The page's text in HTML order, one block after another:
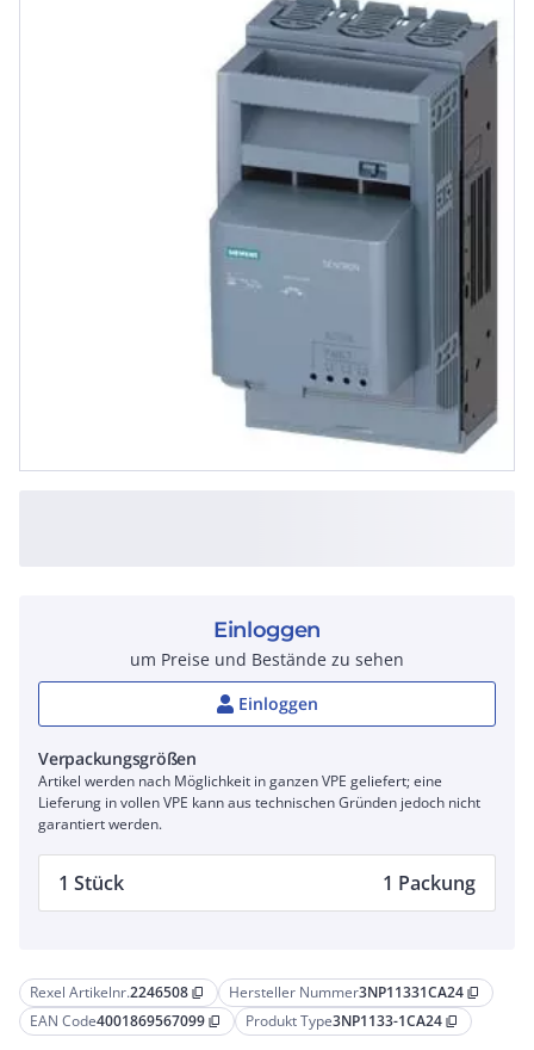
Rexel Artikelnr.2246508 content_copy Hersteller Nummer3NP11331CA24 content_copy
EAN Code4001869567099 content_copy Produkt Type3NP1133-1CA24 content_copy
Einloggen
um Preise und Bestände zu sehen
Einloggen
Verpackungsgrößen
Artikel werden nach Möglichkeit in ganzen VPE geliefert; eine
Lieferung in vollen VPE kann aus technischen Gründen jedoch nicht
garantiert werden.
1 Stück 1 Packung